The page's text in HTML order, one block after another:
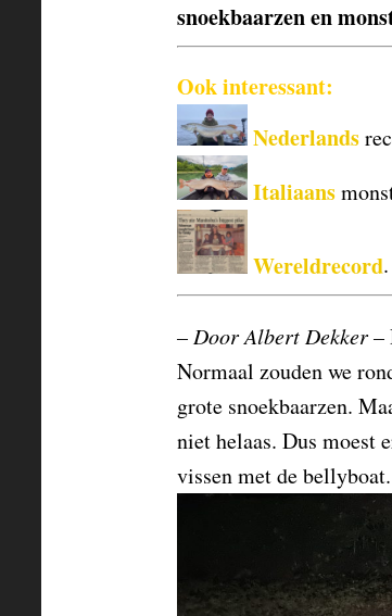
snoekbaarzen en
Ook interessant:
Nederlands
Italiaans
Wereldrecord.
– Door Albert Dekker –
Normaal zouden we
grote snoekbaarzen.
niet helaas. Dus moest
vissen met de bellyboat.